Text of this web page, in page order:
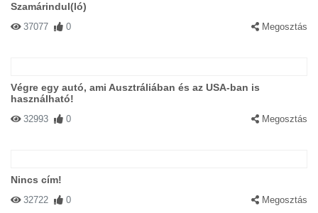
Szamárindul(ló)
37077 0 Megosztás
Végre egy autó, ami Ausztráliában és az USA-ban is
használható!
32993 0 Megosztás
Nincs cím!
32722 0 Megosztás